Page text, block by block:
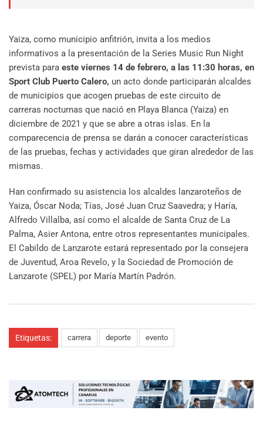
Yaiza, como municipio anfitrión, invita a los medios
informativos a la presentación de la Series Music Run Night
prevista para este viernes 14 de febrero, a las 11:30 horas, en
Sport Club Puerto Calero, un acto donde participarán alcaldes
de municipios que acogen pruebas de este circuito de
carreras nocturnas que nació en Playa Blanca (Yaiza) en
diciembre de 2021 y que se abre a otras islas. En la
comparecencia de prensa se darán a conocer características
de las pruebas, fechas y actividades que giran alrededor de las
mismas.
Han confirmado su asistencia los alcaldes lanzaroteños de
Yaiza, Óscar Noda; Tías, José Juan Cruz Saavedra; y Haría,
Alfredo Villalba, así como el alcalde de Santa Cruz de La
Palma, Asier Antona, entre otros representantes municipales.
El Cabildo de Lanzarote estará representado por la consejera
de Juventud, Aroa Revelo, y la Sociedad de Promoción de
Lanzarote (SPEL) por María Martín Padrón.
Etiquetas: carrera deporte evento